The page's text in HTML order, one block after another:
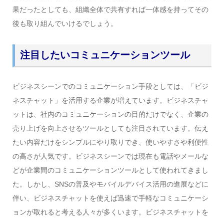
果だったとしても、組織全体で共有すれば一体感を持ってその
後も取り組んでいけるでしょう。
注目したいコミュニケーションツール
ビジネスシーンでのコミュニケーション手段としては、「ビジ
ネスチャット」を活用する企業が増えています。ビジネスチャ
ットは、社内のコミュニケーションの目的だけでなく、企業の
売り上げを向上させるツールとしても注目されています。伝え
たい内容だけをシンプルにやり取りでき、使いやすさや利便性
の高さが人気です。ビジネスシーンでは現在も電話やメールな
どが企業間のコミュニケーションツールとして使われてきまし
た。しかし、SNSの普及やモバイルデバイス活用の進展などに
伴い、ビジネスチャットを使えば迅速で手軽なコミュニケーシ
ョンが取れると考える人々が多くいます。ビジネスチャットを